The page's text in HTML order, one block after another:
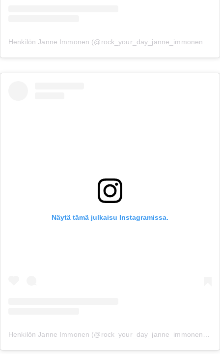
Henkilön Janne Immonen (@rock_your_day_janne_immonen) jakama julkaisu
Näytä tämä julkaisu Instagramissa.